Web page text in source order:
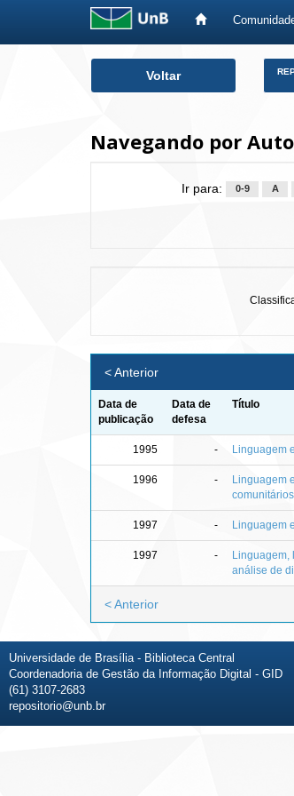
Voltar
Navegando por
Ir para: 0-9 A
< Anterior
Data de
publicação
Data de
defesa
Título
1995 - Linguagem
1996 -
Linguagem
comunitários
1997 - Linguagem
1997 -
Linguagem,
análise de
< Anterior
Universidade de Brasília - Biblioteca Central
Coordenadoria de Gestão da Informação Digital - GID
(61) 3107-2683
repositorio@unb.br